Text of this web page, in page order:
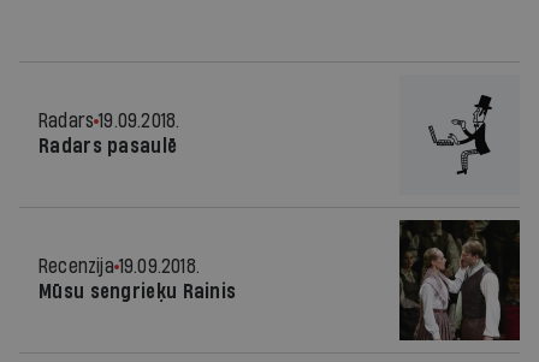
Radars 19.09.2018.
Radars pasaulē
Recenzija 19.09.2018.
Mūsu sengrieķu Rainis